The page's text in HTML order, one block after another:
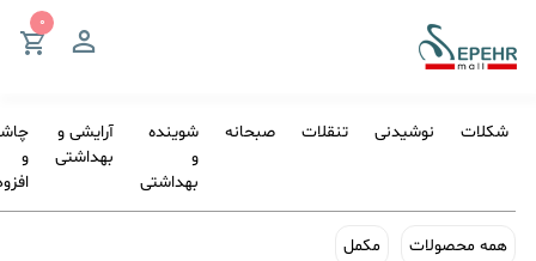
شکلات نوشیدنی تنقلات صبحانه
شوینده
و
بهداشتی
آرایشی و‌
بهداشتی
و
همه محصولات مکمل